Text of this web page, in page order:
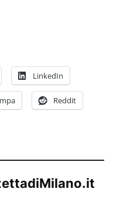
LinkedIn
Reddit